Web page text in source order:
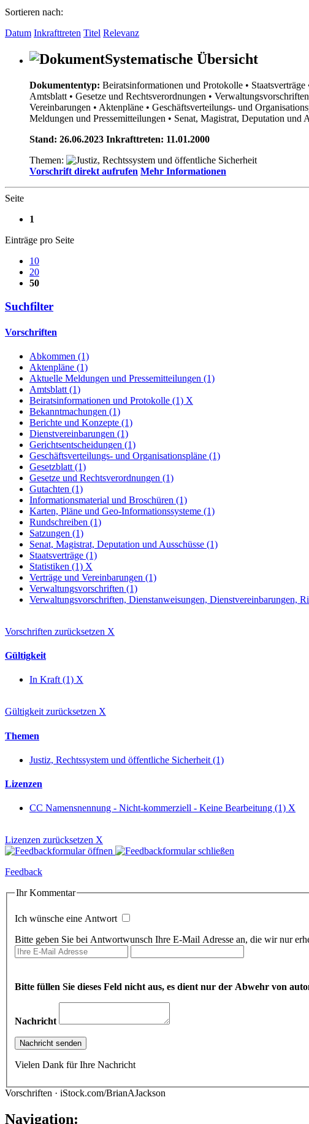
Sortieren nach:
Datum Inkrafttreten Titel Relevanz
Systematische Übersicht
Dokumententyp: Beiratsinformationen und Protokolle • Staatsverträge
Amtsblatt • Gesetze und Rechtsverordnungen •
Vereinbarungen • Aktenpläne • Geschäftsverteilungs- und
Meldungen und Pressemitteilungen • Senat, Magistrat, Deputation und
Stand: 26.06.2023 Inkrafttreten: 11.01.2000
Themen:
Vorschrift direkt aufrufen Mehr Informationen
Seite
1
Einträge pro Seite
10
20
50
Suchfilter
Vorschriften
Abkommen (1)
Aktenpläne (1)
Aktuelle Meldungen und Pressemitteilungen (1)
Amtsblatt (1)
Beiratsinformationen und Protokolle (1) X
Bekanntmachungen (1)
Berichte und Konzepte (1)
Dienstvereinbarungen (1)
Gerichtsentscheidungen (1)
Geschäftsverteilungs- und Organisationspläne (1)
Gesetzblatt (1)
Gesetze und Rechtsverordnungen (1)
Gutachten (1)
Informationsmaterial und Broschüren (1)
Karten, Pläne und Geo-Informationssysteme (1)
Rundschreiben (1)
Satzungen (1)
Senat, Magistrat, Deputation und Ausschüsse (1)
Staatsverträge (1)
Statistiken (1) X
Verträge und Vereinbarungen (1)
Verwaltungsvorschriften (1)
Verwaltungsvorschriften, Dienstanweisungen, Dienstvereinbarungen,
Vorschriften zurücksetzen X
Gültigkeit
In Kraft (1) X
Gültigkeit zurücksetzen X
Themen
Justiz, Rechtssystem und öffentliche Sicherheit (1)
Lizenzen
CC Namensnennung - Nicht-kommerziell - Keine Bearbeitung (1) X
Lizenzen zurücksetzen X
Feedback
Ihr Kommentar
Ich wünsche eine Antwort
Bitte geben Sie bei Antwortwunsch Ihre E-Mail Adresse an, die wir nur
Bitte füllen Sie dieses Feld nicht aus, es dient nur der Abwehr von
Nachricht
Vielen Dank für Ihre Nachricht
Vorschriften · iStock.com/BrianAJackson
Navigation: